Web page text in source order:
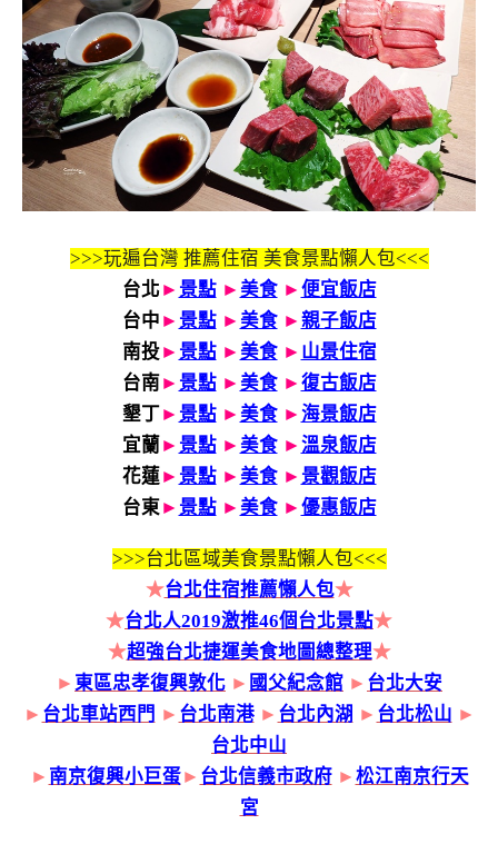
>>>玩遍台灣 推薦住宿 美食景點懶人包<<<
台北 ► 景點 ► 美食► 便宜飯店
台中 ► 景點 ► 美食► 親子飯店
南投► 景點 ► 美食► 山景住宿
台南► 景點 ► 美食► 復古飯店
墾丁► 景點 ► 美食► 海景飯店
宜蘭 ► 景點 ► 美食► 溫泉飯店
花蓮► 景點 ► 美食► 景觀飯店
台東► 景點 ► 美食► 優惠飯店
>>>台北區域美食景點懶人包<<<
★台北住宿推薦懶人包★
★台北人2019激推46個台北景點★
★超強台北捷運美食地圖總整理★
► 東區忠孝復興敦化 ► 國父紀念館 ► 台北大安
► 台北車站西門 ► 台北南港 ► 台北內湖 ► 台北松山 ►
台北中山
► 南京復興小巨蛋► 台北信義市政府► 松江南京行天
宮